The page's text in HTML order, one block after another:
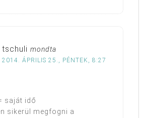
tschuli mondta
2014. ÁPRILIS 25., PÉNTEK, 8:27
saját idő
sikerül megfogni a